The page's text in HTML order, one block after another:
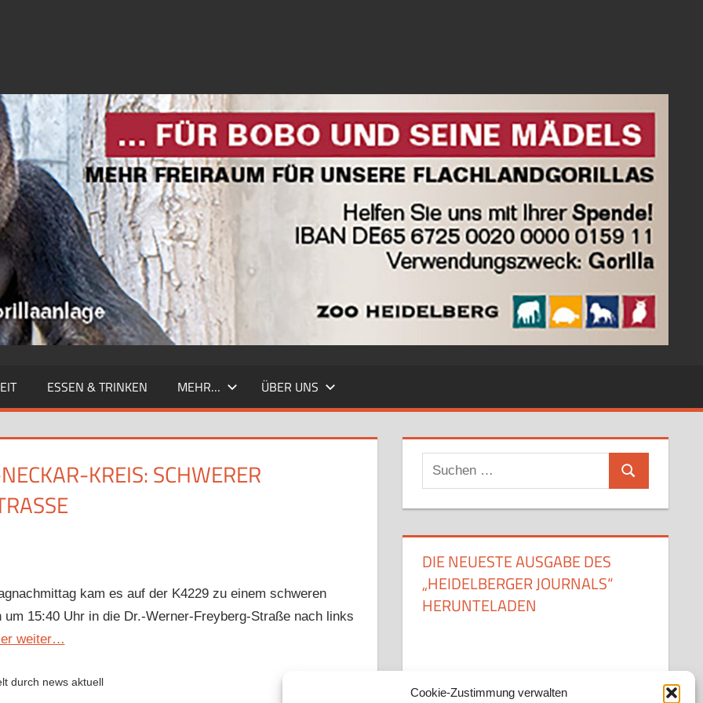
Cookie-Zustimmung verwalten
ESSEN & TRINKEN MEHR… ÜBER UNS
KREIS: SCHWERER
kam es auf der K4229 zu einem schweren
15:40 Uhr in die Dr.-Werner-Freyberg-Straße nach links
weiter…
durch news aktuell
Suchen
nach:
Suchen
DIE NEUESTE AUSGABE DES
„HEIDELBERGER JOURNALS“
HERUNTELADEN